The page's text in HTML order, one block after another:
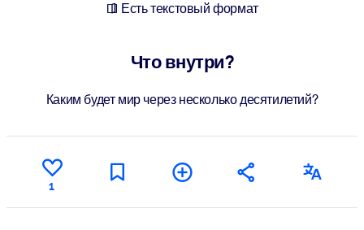
Обогатите корпоративную библиотеку надежными и готовыми к
Используйте надежные структурированные знания для
Есть текстовый формат
Что внутри?
Каким будет мир через несколько десятилетий?
1